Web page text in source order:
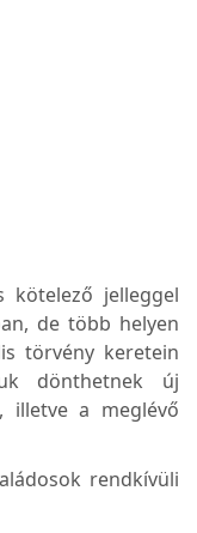
kötelező jelleggel
de több helyen
törvény keretein
dönthetnek új
illetve a meglévő
rendkívüli